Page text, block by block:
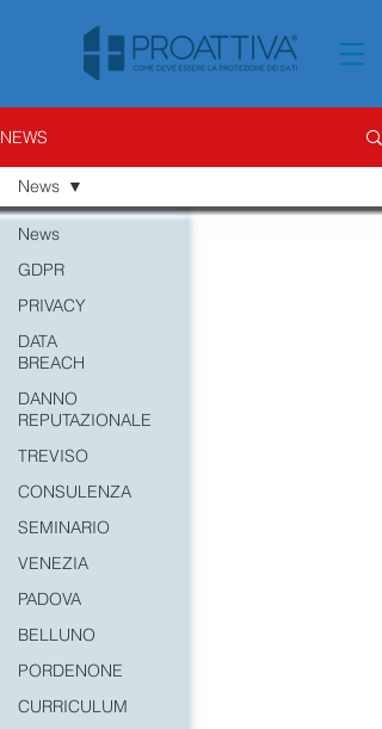
NEWS
News
GDPR
PRIVACY
DATA
BREACH
DANNO
REPUTAZIONALE
TREVISO
CONSULENZA
SEMINARIO
VENEZIA
PADOVA
BELLUNO
PORDENONE
CURRICULUM
News